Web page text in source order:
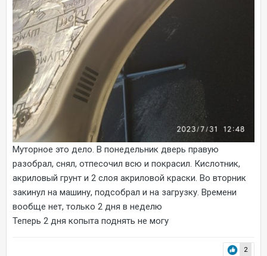
Муторное это дело. В понедельник дверь правую
разобрал, снял, отпесочил всю и покрасил. Кислотник,
акриловый грунт и 2 слоя акриловой краски. Во вторник
закинул на машину, подсобрал и на загрузку. Времени
вообще нет, только 2 дня в неделю
Теперь 2 дня копыта поднять не могу
2